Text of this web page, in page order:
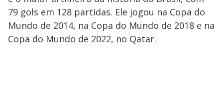
79 gols em 128 partidas. Ele jogou na Copa do
Mundo de 2014, na Copa do Mundo de 2018 e na
Copa do Mundo de 2022, no Qatar.